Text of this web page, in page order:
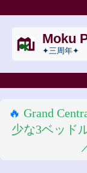
Moku
✦三周年✦
🔥 Grand
少な3ベッド